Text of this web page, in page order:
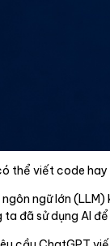
thể viết code
ngữ lớn
ta đã sử dụng AI